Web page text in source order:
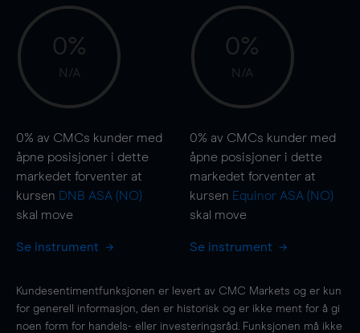
0%
N/A
0% av CMCs kunder med
åpne posisjoner i dette
markedet forventer at
kursen DNB ASA (NO)
skal move
Se instrument
0%
N/A
0% av CMCs kunder med
åpne posisjoner i dette
markedet forventer at
kursen Equinor ASA (NO)
skal move
Se instrument
Kundesentimentfunksjonen er levert av CMC Markets og er kun
for generell informasjon, den er historisk og er ikke ment for å gi
noen form for handels- eller investeringsråd. Funksjonen må ikke